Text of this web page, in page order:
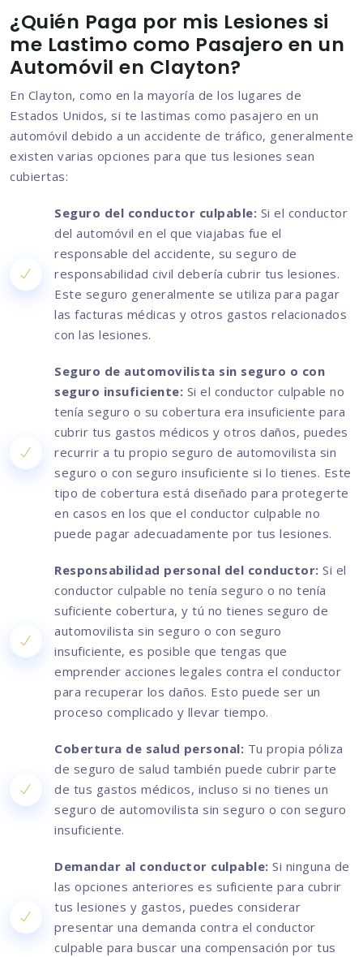
¿Quién Paga por mis Lesiones si
me Lastimo como Pasajero en un
Automóvil en Clayton?
En Clayton, como en la mayoría de los lugares de
Estados Unidos, si te lastimas como pasajero en un
automóvil debido a un accidente de tráfico, generalmente
existen varias opciones para que tus lesiones sean
cubiertas:
Seguro del conductor culpable: Si el conductor
del automóvil en el que viajabas fue el
responsable del accidente, su seguro de
responsabilidad civil debería cubrir tus lesiones.
Este seguro generalmente se utiliza para pagar
las facturas médicas y otros gastos relacionados
con las lesiones.
Seguro de automovilista sin seguro o con
seguro insuficiente: Si el conductor culpable no
tenía seguro o su cobertura era insuficiente para
cubrir tus gastos médicos y otros daños, puedes
recurrir a tu propio seguro de automovilista sin
seguro o con seguro insuficiente si lo tienes. Este
tipo de cobertura está diseñado para protegerte
en casos en los que el conductor culpable no
puede pagar adecuadamente por tus lesiones.
Responsabilidad personal del conductor: Si el
conductor culpable no tenía seguro o no tenía
suficiente cobertura, y tú no tienes seguro de
automovilista sin seguro o con seguro
insuficiente, es posible que tengas que
emprender acciones legales contra el conductor
para recuperar los daños. Esto puede ser un
proceso complicado y llevar tiempo.
Cobertura de salud personal: Tu propia póliza
de seguro de salud también puede cubrir parte
de tus gastos médicos, incluso si no tienes un
seguro de automovilista sin seguro o con seguro
insuficiente.
Demandar al conductor culpable: Si ninguna de
las opciones anteriores es suficiente para cubrir
tus lesiones y gastos, puedes considerar
presentar una demanda contra el conductor
culpable para buscar una compensación por tus